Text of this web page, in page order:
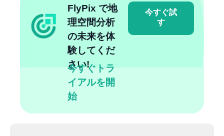
FlyPix で地
理空間分析
の未来を体
験してくだ
さい!
今すぐトラ
イアルを開
始
今すぐ試
す